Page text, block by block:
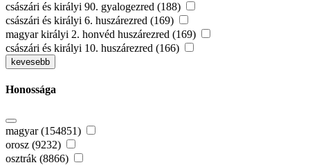
császári és királyi 90. gyalogezred (188)
császári és királyi 6. huszárezred (169)
magyar királyi 2. honvéd huszárezred (169)
császári és királyi 10. huszárezred (166)
kevesebb
Honossága
magyar (154851)
orosz (9232)
osztrák (8866)